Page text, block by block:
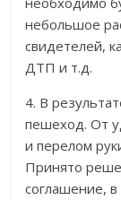
небольшое
свидетелей,
ДТП и т.д.
4. В
пешеход. От
и перелом
Принято
соглашение,